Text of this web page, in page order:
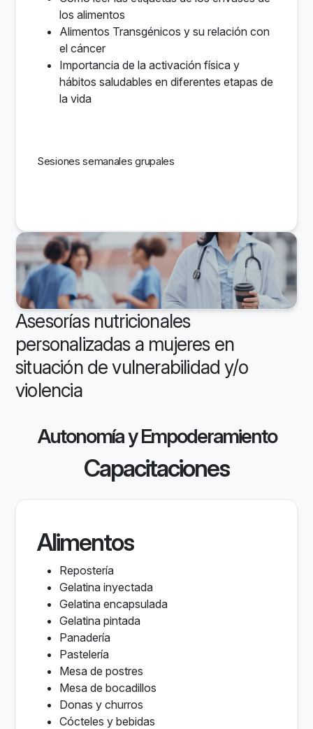
los alimentos
Alimentos Transgénicos y su relación con
el cáncer
Importancia de la activación física y
hábitos saludables en diferentes etapas de
la vida
Sesiones semanales grupales
Asesorías nutricionales
personalizadas a mujeres en
situación de vulnerabilidad y/o
violencia
Autonomía y Empoderamiento
Capacitaciones
Alimentos
Repostería
Gelatina inyectada
Gelatina encapsulada
Gelatina pintada
Panadería
Pastelería
Mesa de postres
Mesa de bocadillos
Donas y churros
Cócteles y bebidas